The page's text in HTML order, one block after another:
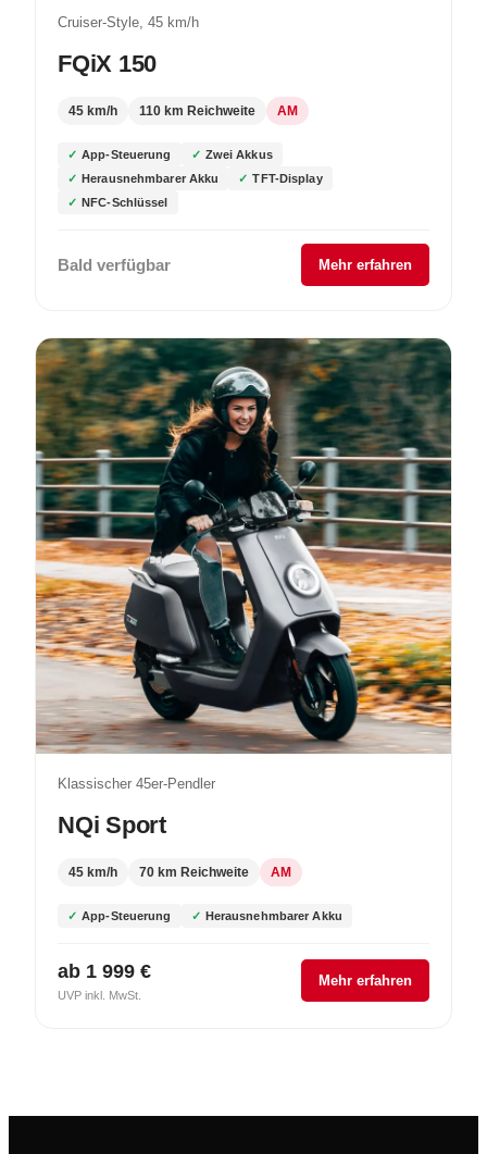
Cruiser-Style, 45 km/h
FQiX 150
45 km/h 110 km Reichweite AM
App-Steuerung
Zwei Akkus
Herausnehmbarer Akku
TFT-Display
NFC-Schlüssel
Bald verfügbar Mehr erfahren
Klassischer 45er-Pendler
NQi Sport
45 km/h 70 km Reichweite AM
App-Steuerung Herausnehmbarer Akku
ab 1 999 €
UVP inkl. MwSt.
Mehr erfahren